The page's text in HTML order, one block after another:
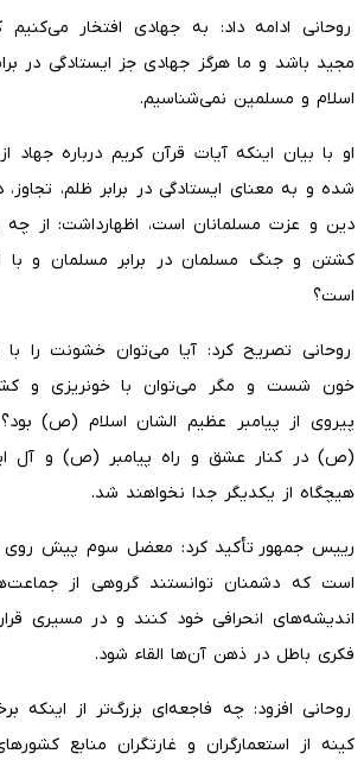
روحانی ادامه داد: به جهادی افتخار
مجید باشد و ما هرگز جهادی جز ایستادگی در
اسلام و مسلمین نمی‌شناسیم.
او با بیان اینکه آیات قرآن کریم درباره جهاد
شده و به معنای ایستادگی در برابر ظلم،
دین و عزت مسلمانان است، اظهارداشت: از چه
کشتن و جنگ مسلمان در برابر مسلمان و با
است؟
روحانی تصریح کرد: آیا می‌توان خشونت را
خون شست و مگر می‌توان با خونریزی و
پیروی از پیامبر عظیم الشان اسلام (ص)
(ص) در کنار عشق و راه پیامبر (ص) و آل
هیچگاه از یکدیگر جدا نخواهند شد.
رییس‌ جمهور تأکید کرد: معضل سوم پیش روی
است که دشمنان توانستند گروهی از
اندیشه‌های انحرافی خود کنند و در مسیری
فکری باطل در ذهن آن‌ها القاء شود.
روحانی افزود: چه فاجعه‌ای بزرگ‌تر از اینکه
کینه از استعمارگران و غارتگران منابع